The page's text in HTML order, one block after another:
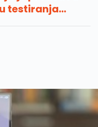
testiranja